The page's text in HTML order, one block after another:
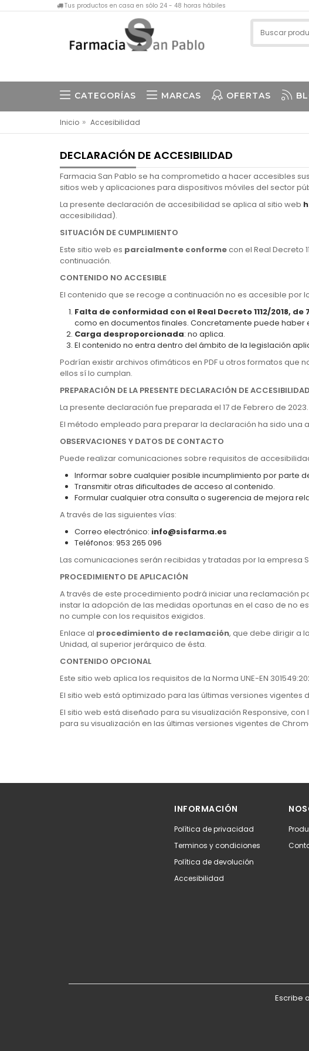
Tus productos en casa en sólo 24 - 48 horas hábiles
CATEGORÍAS MARCAS OFERTAS
Inicio » Accesibilidad
DECLARACIÓN DE ACCESIBILIDAD
Farmacia San Pablo se ha comprometido a hacer accesibles
sitios web y aplicaciones para dispositivos móviles del sector
La presente declaración de accesibilidad se aplica al sitio web
accesibilidad).
SITUACIÓN DE CUMPLIMIENTO
Este sitio web es parcialmente conformecon el Real Decreto
continuación.
CONTENIDO NO ACCESIBLE
El contenido que se recoge a continuación no es accesible por
Falta de conformidad con el Real Decreto 1112/2018,
como en documentos finales. Concretamente puede
Carga desproporcionada: no aplica.
El contenido no entra dentro del ámbito de la legislación
Podrían existir archivos ofimáticos en PDF u otros formatos
ellos sí lo cumplan.
PREPARACIÓN DE LA PRESENTE DECLARACIÓN DE ACCESIBILIDAD
La presente declaración fue preparada el 17 de Febrero de 2023.
El método empleado para preparar la declaración ha sido una
OBSERVACIONES Y DATOS DE CONTACTO
Puede realizar comunicaciones sobre requisitos de
Informar sobre cualquier posible incumplimiento por parte
Transmitir otras dificultades de acceso al contenido.
Formular cualquier otra consulta o sugerencia de mejora
A través de las siguientes vías:
Correo electrónico: info@sisfarma.es
Teléfonos: 953 265 096
Las comunicaciones serán recibidas y tratadas por la
PROCEDIMIENTO DE APLICACIÓN
A través de este procedimiento podrá iniciar una reclamación
instar la adopción de las medidas oportunas en el caso de no
no cumple con los requisitos exigidos.
Enlace al procedimiento de reclamación, que debe dirigir a
Unidad, al superior jerárquico de ésta.
CONTENIDO OPCIONAL
Este sitio web aplica los requisitos de la Norma UNE-EN
El sitio web está optimizado para las últimas versiones vigentes
El sitio web está diseñado para su visualización Responsive,
para su visualización en las últimas versiones vigentes de
INFORMACIÓN
Política de privacidad
Terminos y condiciones
Política de devolución
Accesibilidad
Escribe